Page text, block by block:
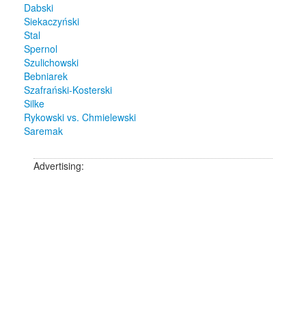
Dabski
Siekaczyński
Stal
Spernol
Szulichowski
Bebniarek
Szafrański-Kosterski
Silke
Rykowski vs. Chmielewski
Saremak
Advertising: